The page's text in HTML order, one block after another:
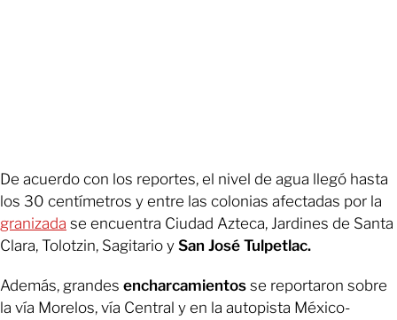
De acuerdo con los reportes, el nivel de agua llegó hasta
los 30 centímetros y entre las colonias afectadas por la
granizada se encuentra Ciudad Azteca, Jardines de Santa
Clara, Tolotzin, Sagitario y San José Tulpetlac.
Además, grandes encharcamientos se reportaron sobre
la vía Morelos, vía Central y en la autopista México-